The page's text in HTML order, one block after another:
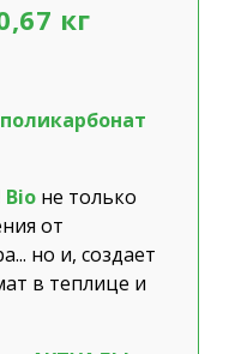
кг
не только
от
но и, создает
в теплице и